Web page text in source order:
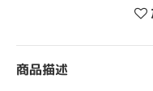
商品描述